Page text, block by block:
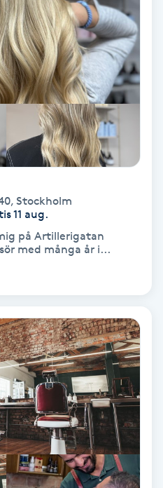
, Stockholm
11 aug.
på Artillerigatan
med många år i...